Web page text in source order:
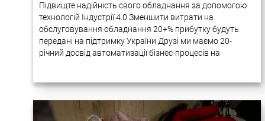
Підвищте надійність свого обладнання за допомогою
технологій Індустрії 4.0 Зменшити витрати на
обслуговування обладнання 20+% прибутку будуть
передані на підтримку України Друзі ми маємо 20-
річний досвід автоматизації бізнес-процесів на
в Україні….